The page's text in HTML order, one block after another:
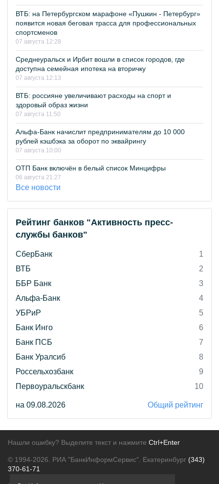
ВТБ: на Петербургском марафоне «Пушкин - Петербург»
появится новая беговая трасса для профессиональных
спортсменов
07 августа 12:28
Среднеуральск и Ирбит вошли в список городов, где
доступна семейная ипотека на вторичку
07 августа 12:13
ВТБ: россияне увеличивают расходы на спорт и
здоровый образ жизни
07 августа 11:50
Альфа-Банк начислит предпринимателям до 10 000
рублей кэшбэка за оборот по эквайрингу
07 августа 10:00
ОТП Банк включён в белый список Минцифры
06 августа 21:27
Все новости
Рейтинг банков "Активность пресс-
службы банков"
СберБанк
1
ВТБ
2
ББР Банк
3
Альфа-Банк
4
УБРиР
5
Банк Инго
6
Банк ПСБ
7
Банк Уралсиб
8
Россельхозбанк
9
Первоуральскбанк
10
на 09.08.2026 Общий рейтинг
Нашли ошибку? Выделите текст и нажмите Ctrl+Enter
© 1994-2026. РИА "БанкИнформСервис". Екатеринбург (343)
370-61-71